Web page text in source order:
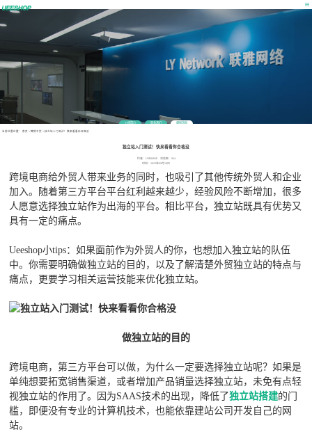
公司简介 联系我们 最新消息
当前位置位置： 首页 > 营销干货> 独立站入门测试！快来看看你合格没
独立站入门测试！快来看看你合格没
作者：UEESHOP 浏览数：954
时间：2023年09月19日
跨境电商给外贸人带来业务的同时，也吸引了其他传统外贸人和企业
加入。随着第三方平台平台红利越来越少，经验风险不断增加，很多
人愿意选择独立站作为出海的平台。相比平台，独立站既具有优势又
具有一定的痛点。
Ueeshop小tips：如果面前作为外贸人的你，也想加入独立站的队伍
中。你需要明确做独立站的目的，以及了解清楚外贸独立站的特点与
痛点，更要学习相关运营技能来优化独立站。
做独立站的目的
跨境电商，第三方平台可以做，为什么一定要选择独立站呢？如果是
单纯想要拓宽销售渠道，或者增加产品销量选择独立站，未免有点轻
视独立站的作用了。因为SAAS技术的出现，降低了独立站搭建的门
槛，即便没有专业的计算机技术，也能依靠建站公司开发自己的网
站。